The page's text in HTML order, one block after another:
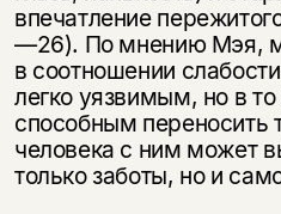
впечатление
—26). По мнению Мэя,
в соотношении
легко уязвимым, но в
способным переносить
человека с ним может
только заботы, но и